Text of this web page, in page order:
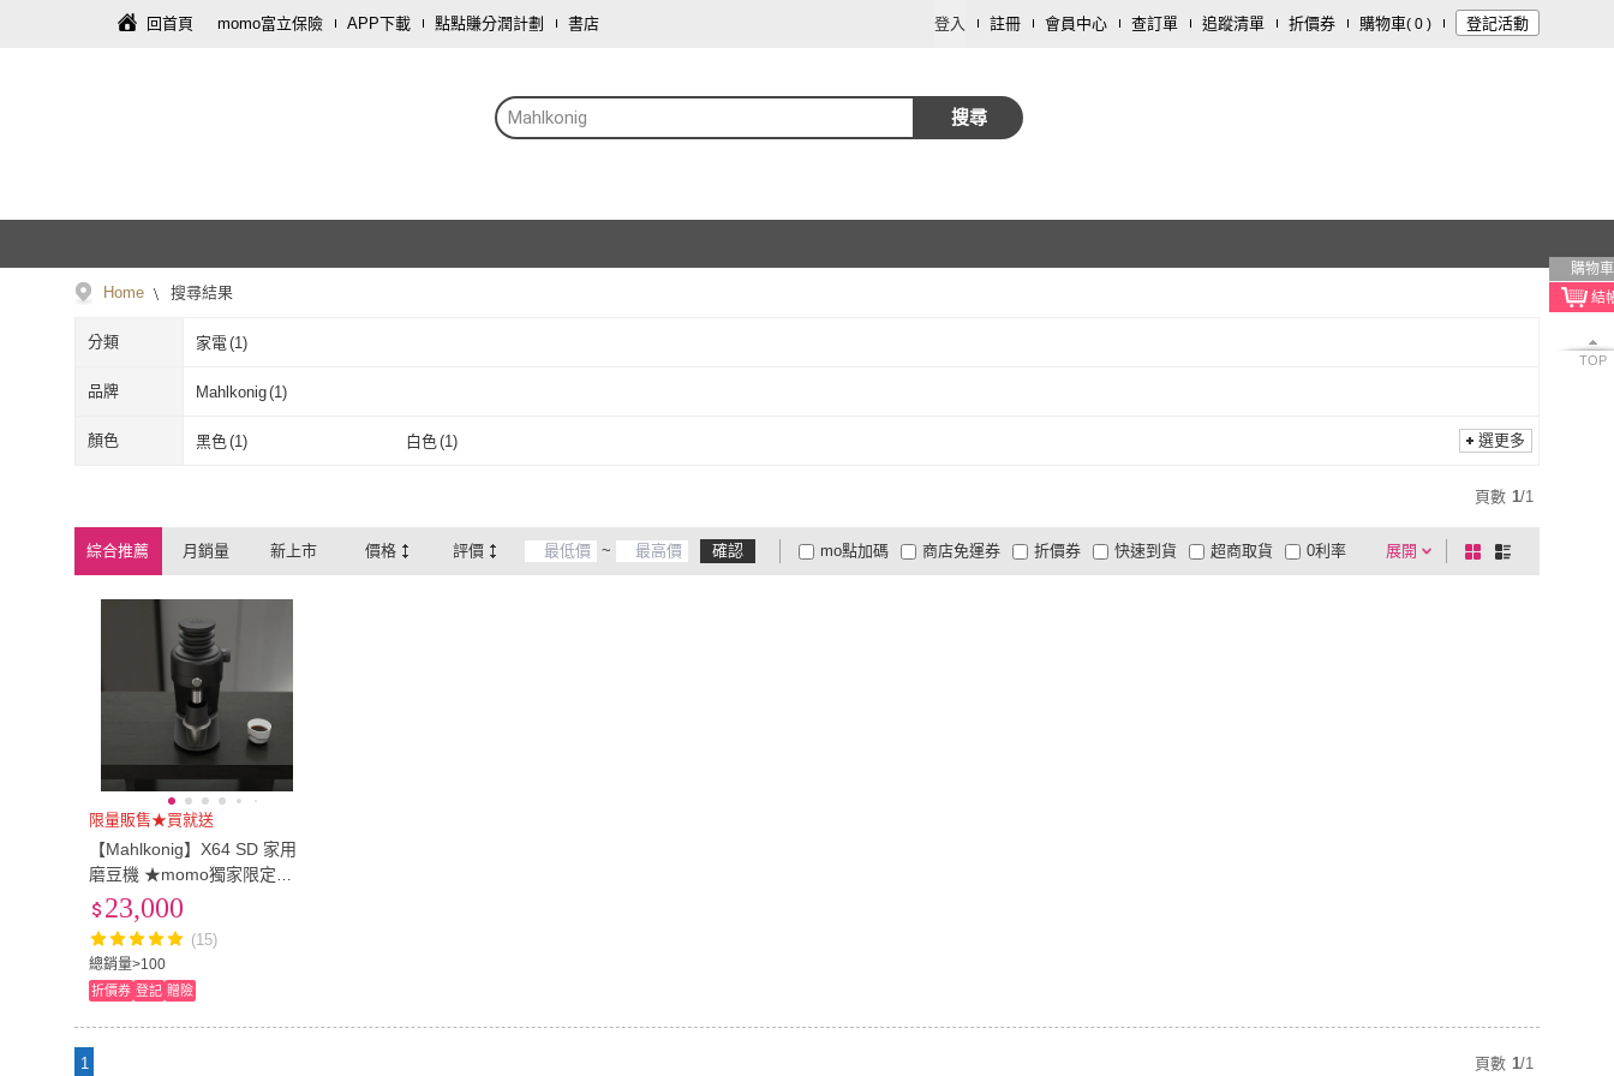
回首頁 momo富立保險 APP下載 點點賺分潤計劃 書店 登入 註冊 會員中心 查訂單 追蹤清單 折價券 購物車( 0 ) 登記活動
Mahlkonig 搜尋
購物車
TOP
Home 搜尋結果
分類 家電 (1)
品牌 Mahlkonig(1)
Mahlkonig
顏色 黑色(1) 白色(1) 選更多
頁數 1/1
綜合推薦 月銷量 新上市 價格 評價 ~ 確認 展開
折價券
有影片
商品有量 電視購物
mo點加碼 快速到貨 超商取貨
大家電安心配
大家電快配
商店免運券 0利率
棋
盤
列
限量販售★買就送
【Mahlkonig】X64 SD 家用
磨豆機 ★momo獨家限定★
Airscape 保鮮罐 半磅
總銷量>100
23,000
(15)
折價券 登記 贈險
1 頁數 1/1